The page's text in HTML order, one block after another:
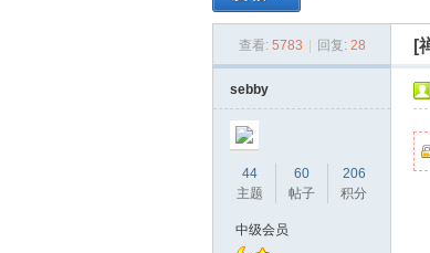
›
查看: 5783 回复: 28 [
sebby
44
主题
60
帖子
206
积分
中级会员